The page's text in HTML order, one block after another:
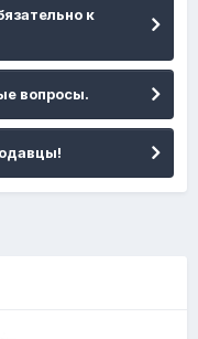
к
вопросы.